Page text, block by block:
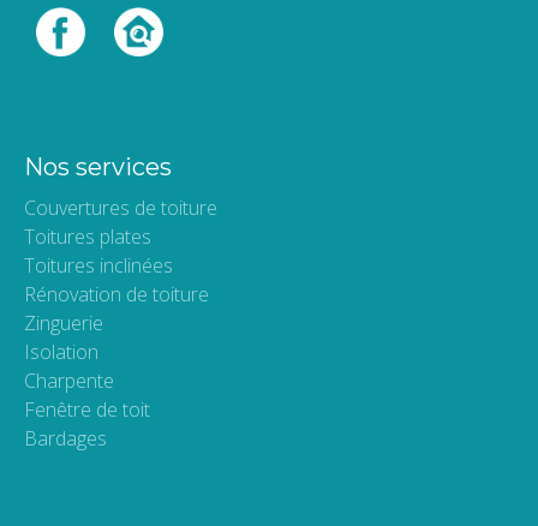
Nos services
Couvertures de toiture
Toitures plates
Toitures inclinées
Rénovation de toiture
Zinguerie
Isolation
Charpente
Fenêtre de toit
Bardages